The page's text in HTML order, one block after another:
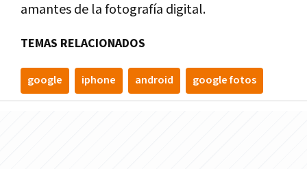
amantes de la fotografía digital.
TEMAS RELACIONADOS
google iphone android google fotos